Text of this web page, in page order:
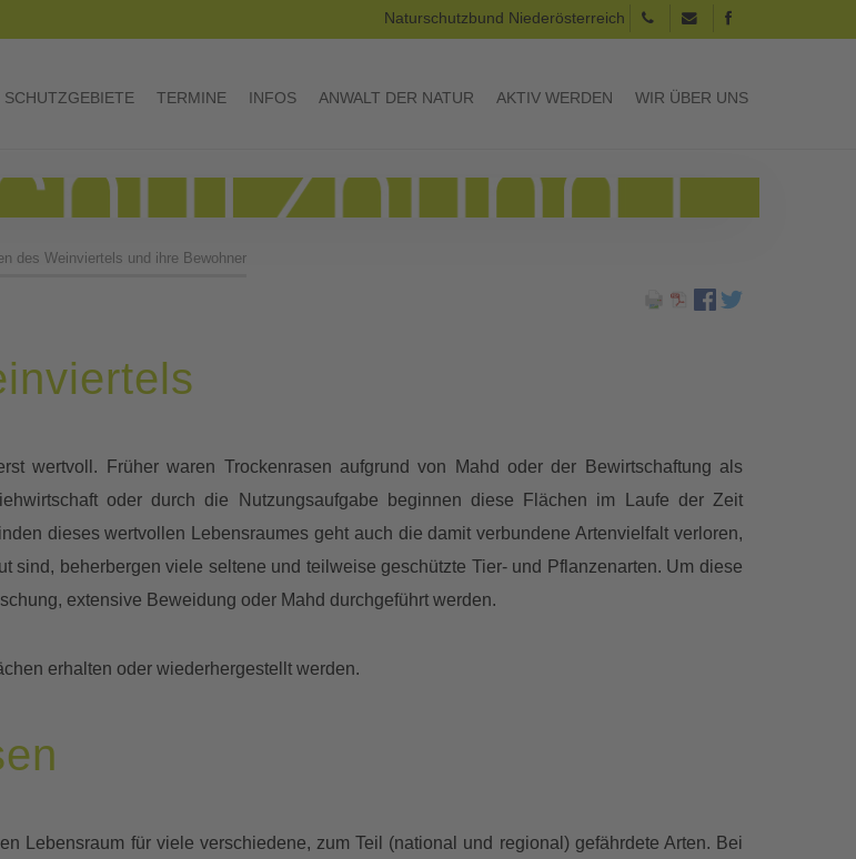
Naturschutzbund Niederösterreich
SCHUTZGEBIETE TERMINE INFOS ANWALT DER NATUR AKTIV WERDEN WIR ÜBER UNS
des Weinviertels und ihre Bewohner
wertvoll. Früher waren Trockenrasen aufgrund von Mahd oder der Bewirtschaftung als
oder durch die Nutzungsaufgabe beginnen diese Flächen im Laufe der Zeit
dieses wertvollen Lebensraumes geht auch die damit verbundene Artenvielfalt verloren,
sind, beherbergen viele seltene und teilweise geschützte Tier- und Pflanzenarten. Um diese
extensive Beweidung oder Mahd durchgeführt werden.
erhalten oder wiederhergestellt werden.
Lebensraum für viele verschiedene, zum Teil (national und regional) gefährdete Arten. Bei